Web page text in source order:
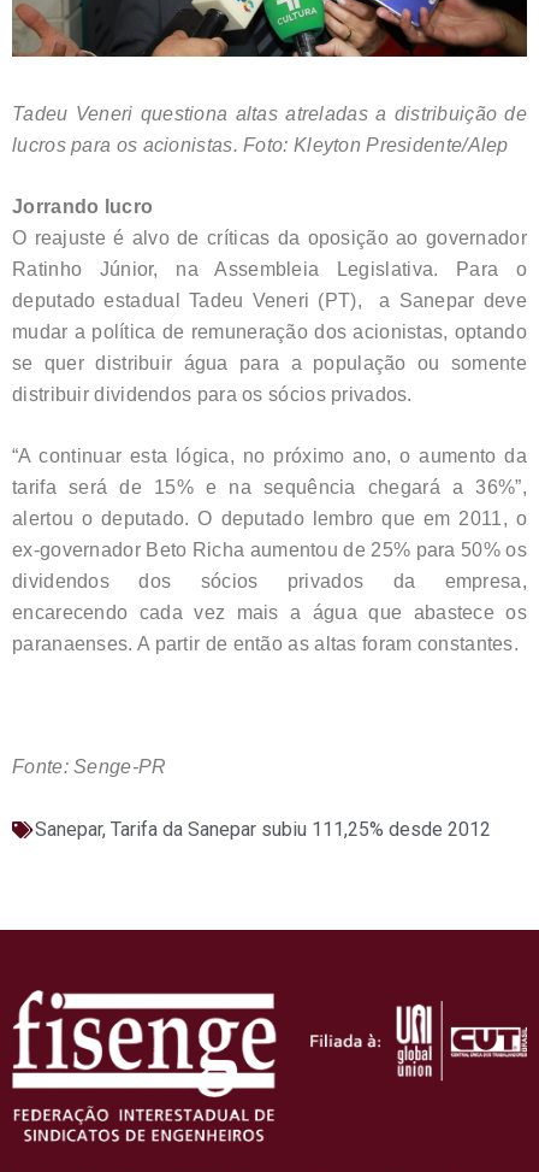
Tadeu Veneri questiona altas atreladas a distribuição de
lucros para os acionistas. Foto: Kleyton Presidente/Alep
Jorrando lucro
O reajuste é alvo de críticas da oposição ao governador
Ratinho Júnior, na Assembleia Legislativa. Para o
deputado estadual Tadeu Veneri (PT), a Sanepar deve
mudar a política de remuneração dos acionistas, optando
se quer distribuir água para a população ou somente
distribuir dividendos para os sócios privados.
“A continuar esta lógica, no próximo ano, o aumento da
tarifa será de 15% e na sequência chegará a 36%”,
alertou o deputado. O deputado lembro que em 2011, o
ex-governador Beto Richa aumentou de 25% para 50% os
dividendos dos sócios privados da empresa,
encarecendo cada vez mais a água que abastece os
paranaenses. A partir de então as altas foram constantes.
Fonte: Senge-PR
Sanepar, Tarifa da Sanepar subiu 111,25% desde 2012